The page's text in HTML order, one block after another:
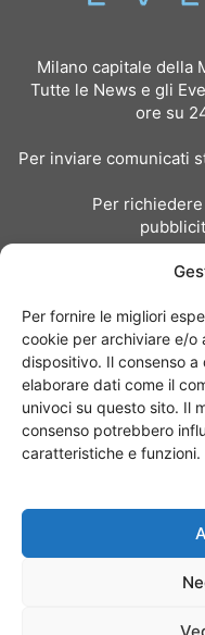
Per fornire le migliori
cookie per archiviare e/o
dispositivo. Il consenso
elaborare dati come il
univoci su questo sito. Il
consenso potrebbero
caratteristiche e funzioni.
Milano capitale della
Tutte le News e gli
ore su
Per inviare comunicati
Per
Chi siamo I Nostri
© Copyright 2017